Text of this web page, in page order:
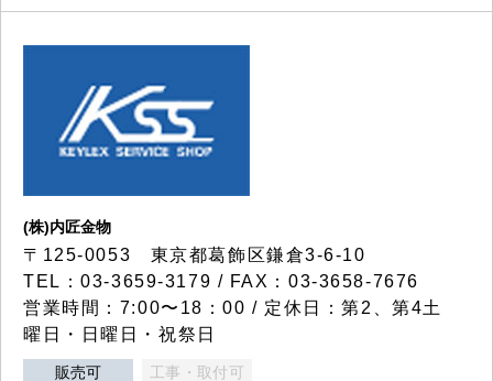
(株)内匠金物
〒125-0053 東京都葛飾区鎌倉3-6-10
TEL：03-3659-3179 / FAX：03-3658-7676
営業時間：7:00〜18：00 / 定休日：第2、第4土
曜日・日曜日・祝祭日
販売可 工事・取付可